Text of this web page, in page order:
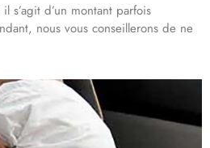
il s’agit d’un montant parfois
nous vous conseillerons de ne